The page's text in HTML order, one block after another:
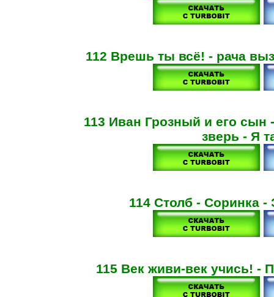
112 Врешь ты всё! - рача
113 Иван Грозный и его
зверь - Я
114 Столб - Соринка -
115 Век живи-век учись! -